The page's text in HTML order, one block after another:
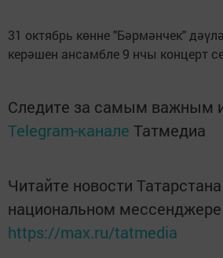
31 октябрь көнне "Бәрмәнчек"
керәшен ансамбле 9 нчы концерт
Следите за самым важным
Telegram-канале Татмедиа
Читайте новости
национальном
https://max.ru/tatmedia